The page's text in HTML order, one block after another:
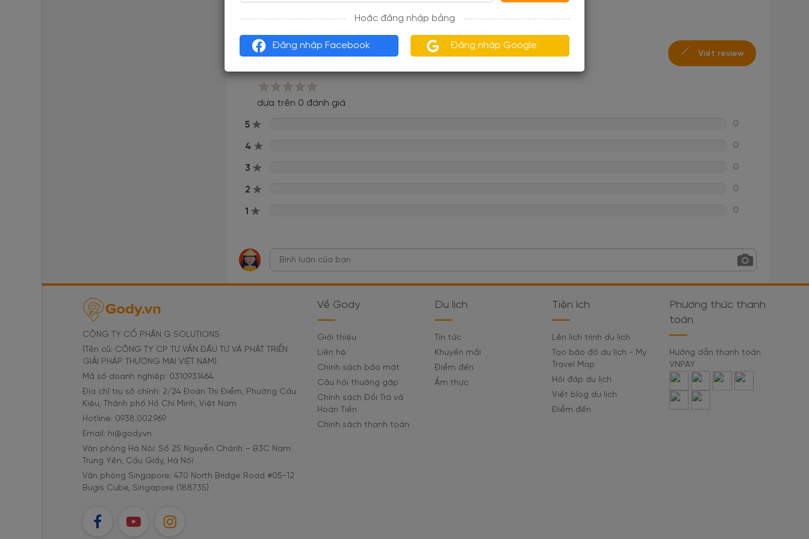
Reviews Viết review
dựa trên 0 đánh giá
5 0
4 0
3 0
2 0
1 0
CÔNG TY CỔ PHẦN G SOLUTIONS
(Tên cũ: CÔNG TY CP TƯ VẤN ĐẦU TƯ VÀ PHÁT TRIỂN
GIẢI PHÁP THƯƠNG MẠI VIỆT NAM)
Mã số doanh nghiệp: 0310931464
Địa chỉ trụ sở chính: 2/24 Đoàn Thị Điểm, Phường Cầu
Kiệu, Thành phố Hồ Chí Minh, Việt Nam
Hotline: 0938.002.969
Email: hi@gody.vn
Văn phòng Hà Nội: Số 25 Nguyễn Chánh – B3C Nam
Trung Yên, Cầu Giấy, Hà Nội
Văn phòng Singapore: 470 North Bridge Road #05-12
Bugis Cube, Singapore (188735)
FB YT IG
Về Gody
Giới thiệu
Liên hệ
Chính sách bảo mật
Câu hỏi thường gặp
Chính sách Đổi Trả và
Hoàn Tiền
Chính sách thanh toán
Du lịch
Tin tức
Khuyến mãi
Điểm đến
Ẩm thực
Tiện ích
Lên lịch trình du lịch
Tạo bảo đồ du lịch - My
Travel Map
Hỏi đáp du lịch
Viết blog du lịch
Điểm đến
Phương thức thanh
toán
Hướng dẫn thanh toán
VNPAY
Hoặc đăng nhập bằng
Đăng nhập Facebook Đăng nhập Google